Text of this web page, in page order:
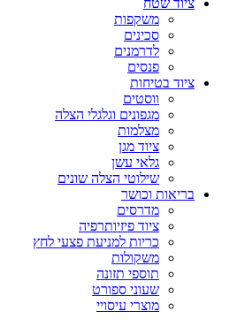
ציוד שטח
משקפות
סכינים
לדרמנים
פנסים
ציוד בטיחות
ווסטים
מגפונים וגלגלי הצלה
מצלמות
ציוד מגן
גלאי עשן
שילוטי הצלה שונים
בריאות וכושר
מדרסים
ציוד פיזיותרפיה
כריות למניעת פצעי לחץ
משקולות
תוספי תזונה
שעוני ספורט
מוצרי עיסויי